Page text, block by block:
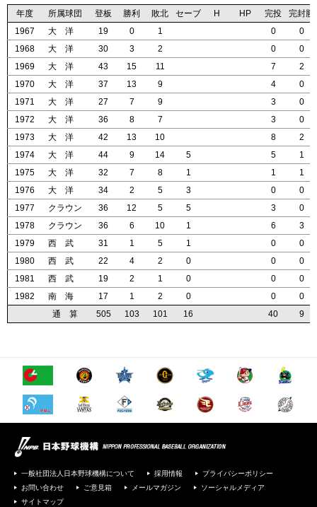
年度 所属球団 登板 勝利 敗北 セーブ H HP 完投
完封勝
1967
大 洋 19 0 1 0
0
1968
大 洋 30 3 2 0
0
1969
大 洋 43 15 11 7
2
1970
大 洋 37 13 9 4
0
1971
大 洋 27 7 9 3
0
1972
大 洋 36 8 7 3
0
1973
大 洋 42 13 10 8
2
1974
大 洋 44 9 14 5 5
1
1975
大 洋 32 7 8 1 1
1
1976
大 洋 34 2 5 3 0
0
1977
クラウン 36 12 5 5 3
0
1978
クラウン 36 6 10 1 6
3
1979
西 武 31 1 5 1 0
0
1980
西 武 22 4 2 0 0
0
1981
西 武 19 2 1 0 0
0
1982
南 海 17 1 2 0 0
0
通 算
505 103 101 16 40 9
年度 所属球団 登板 勝利 敗北 セーブ H HP 完投
完封勝
1967
大 洋 19 0 1 0
0
1968
大 洋 30 3 2 0
0
1969
大 洋 43 15 11 7
2
1970
大 洋 37 13 9 4
0
1971
大 洋 27 7 9 3
0
1972
大 洋 36 8 7 3
0
1973
大 洋 42 13 10 8
2
1974
大 洋 44 9 14 5 5
1
1975
大 洋 32 7 8 1 1
1
1976
大 洋 34 2 5 3 0
0
1977
クラウン 36 12 5 5 3
0
1978
クラウン 36 6 10 1 6
3
1979
西 武 31 1 5 1 0
0
1980
西 武 22 4 2 0 0
0
1981
西 武 19 2 1 0 0
0
1982
南 海 17 1 2 0 0
0
通 算
505 103 101 16 40 9
年度 所属球団 登板 勝利 敗北 セーブ H HP 完投
完封勝
1967
大 洋 19 0 1 0
0
1968
大 洋 30 3 2 0
0
1969
大 洋 43 15 11 7
2
1970
大 洋 37 13 9 4
0
1971
大 洋 27 7 9 3
0
1972
大 洋 36 8 7 3
0
1973
大 洋 42 13 10 8
2
1974
大 洋 44 9 14 5 5
1
1975
大 洋 32 7 8 1 1
1
1976
大 洋 34 2 5 3 0
0
1977
クラウン 36 12 5 5 3
0
1978
クラウン 36 6 10 1 6
3
1979
西 武 31 1 5 1 0
0
1980
西 武 22 4 2 0 0
0
1981
西 武 19 2 1 0 0
0
1982
南 海 17 1 2 0 0
0
通 算
505 103 101 16 40 9
年度 所属球団 登板 勝利 敗北 セーブ H HP 完投
完封勝
1967
大 洋 19 0 1 0
0
1968
大 洋 30 3 2 0
0
1969
大 洋 43 15 11 7
2
1970
大 洋 37 13 9 4
0
1971
大 洋 27 7 9 3
0
1972
大 洋 36 8 7 3
0
1973
大 洋 42 13 10 8
2
1974
大 洋 44 9 14 5 5
1
1975
大 洋 32 7 8 1 1
1
1976
大 洋 34 2 5 3 0
0
1977
クラウン 36 12 5 5 3
0
1978
クラウン 36 6 10 1 6
3
1979
西 武 31 1 5 1 0
0
1980
西 武 22 4 2 0 0
0
1981
西 武 19 2 1 0 0
0
1982
南 海 17 1 2 0 0
0
通 算
505 103 101 16 40 9
一般社団法人日本野球機構について 採用情報
プライバシーポリシー
お問い合わせ
ご意見箱 メールマガジン
ソーシャルメディア
サイトマップ